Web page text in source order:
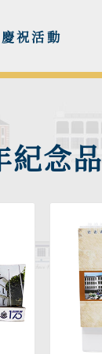
慶祝活動
紀念品